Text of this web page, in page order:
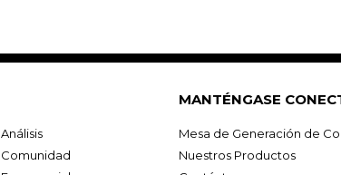
Análisis
Comunidad
MANTÉNGASE
Mesa de Generación de
Nuestros Productos